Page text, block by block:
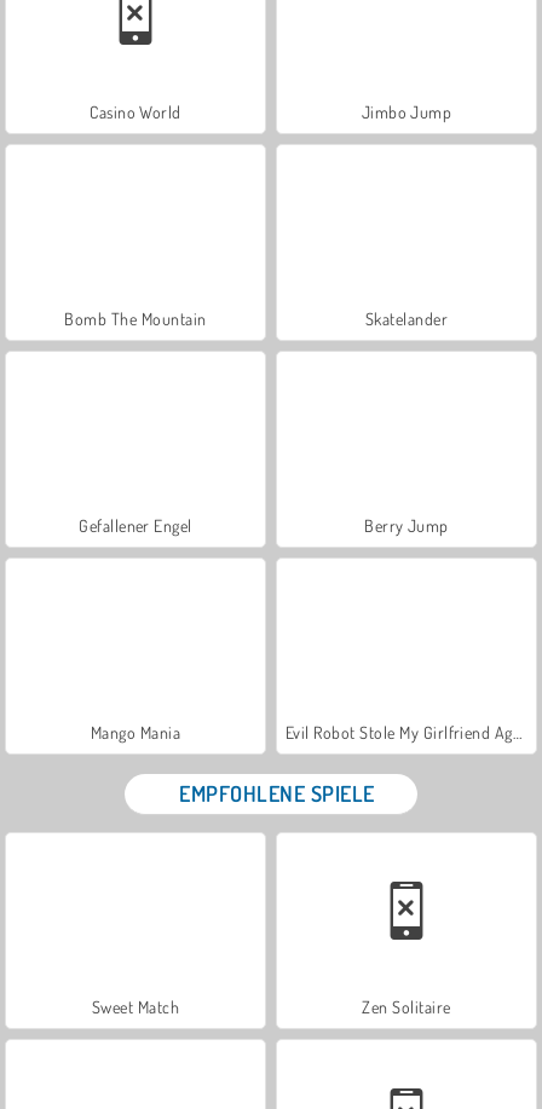
Casino World Jimbo Jump
Bomb The Mountain Skatelander
Gefallener Engel Berry Jump
Mango Mania
EMPFOHLENE SPIELE
Sweet Match Zen Solitaire